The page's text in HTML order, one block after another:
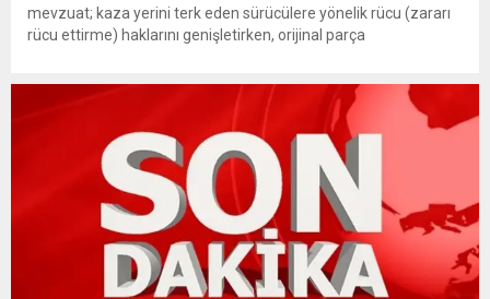
mevzuat; kaza yerini terk eden sürücülere yönelik rücu (zararı
rücu ettirme) haklarını genişletirken, orijinal parça
getiriyor. Hazine Müsteşarlığına bağlı ilgili kurumlarca...